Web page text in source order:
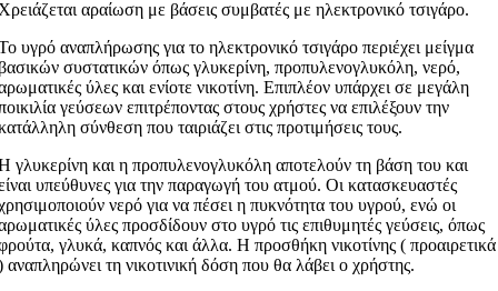
αραίωση με βάσεις συμβατές με ηλεκτρονικό τσιγάρο.
υγρό αναπλήρωσης για το ηλεκτρονικό τσιγάρο περιέχει μείγμα
συστατικών όπως γλυκερίνη, προπυλενογλυκόλη, νερό,
ύλες και ενίοτε νικοτίνη. Επιπλέον υπάρχει σε μεγάλη
γεύσεων επιτρέποντας στους χρήστες να επιλέξουν την
σύνθεση που ταιριάζει στις προτιμήσεις τους.
γλυκερίνη και η προπυλενογλυκόλη αποτελούν τη βάση του και
υπεύθυνες για την παραγωγή του ατμού. Οι κατασκευαστές
νερό για να πέσει η πυκνότητα του υγρού, ενώ οι
ύλες προσδίδουν στο υγρό τις επιθυμητές γεύσεις, όπως
γλυκά, καπνός και άλλα. Η προσθήκη νικοτίνης ( προαιρετικά
αναπληρώνει τη νικοτινική δόση που θα λάβει ο χρήστης.